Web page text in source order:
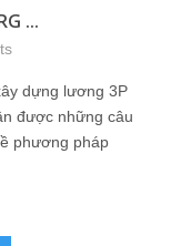
...
dựng lương 3P
được những câu
phương pháp